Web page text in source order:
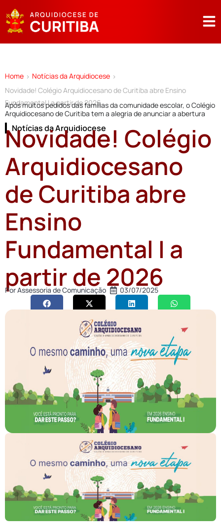
Home > Notícias da Arquidiocese >
Novidade! Colégio Arquidiocesano de Curitiba abre Ensino
Fundamental I a partir de 2026
Após muitos pedidos das famílias da comunidade escolar, o Colégio
Arquidiocesano de Curitiba tem a alegria de anunciar a abertura
Notícias da Arquidiocese
Novidade! Colégio
Arquidiocesano
de Curitiba abre
Ensino
Fundamental I a
partir de 2026
PorAssessoria de Comunicação 03/07/2025